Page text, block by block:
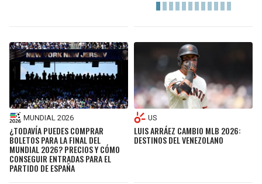
MUNDIAL 2026
¿TODAVÍA PUEDES COMPRAR
BOLETOS PARA LA FINAL DEL
MUNDIAL 2026? PRECIOS Y CÓMO
CONSEGUIR ENTRADAS PARA EL
PARTIDO DE ESPAÑA
US
LUIS ARRÁEZ CAMBIO MLB 2026:
DESTINOS DEL VENEZOLANO